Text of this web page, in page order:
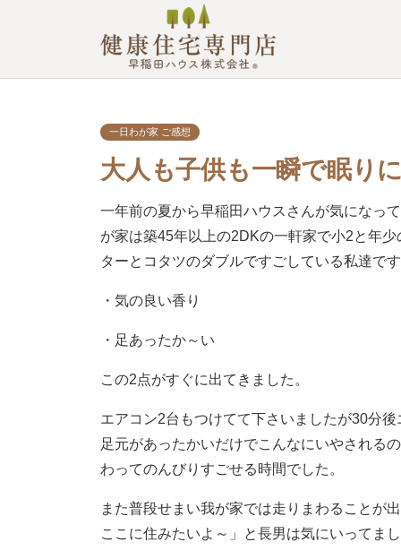
一日わが家 ご感想
大人も子供も一瞬で眠り
一年前の夏から早稲田ハウスさんが気になっ
が家は築45年以上の2DKの一軒家で小2と年
ターとコタツのダブルですごしている私達で
・気の良い香り
・足あったか～い
この2点がすぐに出てきました。
エアコン2台もつけてて下さいましたが30分
足元があったかいだけでこんなにいやされる
わってのんびりすごせる時間でした。
また普段せまい我が家では走りまわることが
ここに住みたいよ～」と長男は気にいってまし